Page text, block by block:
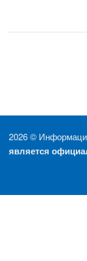
2026 ©
является